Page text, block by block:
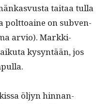
taitaa tul­la
polt­toaine on sub­ven­
arvio). Markki­
kysyn­tään, jos
öljyn hin­nan­